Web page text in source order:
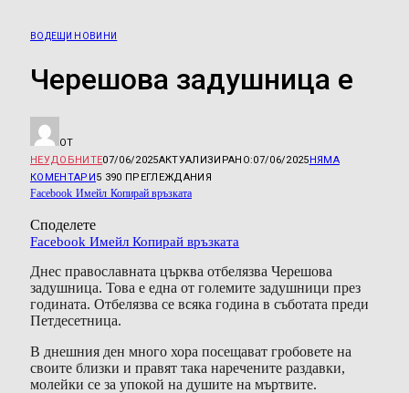
ВОДЕЩИ НОВИНИ
Черешова задушница е
ОТ
НЕУДОБНИТЕ07/06/2025АКТУАЛИЗИРАНО:07/06/2025НЯМА
КОМЕНТАРИ5 390 ПРЕГЛЕЖДАНИЯ
Facebook Имейл Копирай връзката
Споделете
Facebook Имейл Копирай връзката
Днес православната църква отбелязва Черешова
задушница. Това е една от големите задушници през
годината. Отбелязва се всяка година в съботата преди
Петдесетница.
В днешния ден много хора посещават гробовете на
своите близки и правят така наречените раздавки,
молейки се за упокой на душите на мъртвите.